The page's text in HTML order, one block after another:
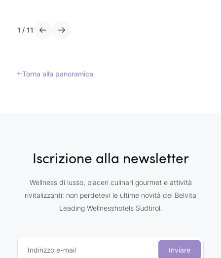
1 / 11
Torna alla panoramica
Iscrizione alla newsletter
Wellness di lusso, piaceri culinari gourmet e attività
rivitalizzanti: non perdetevi le ultime novità dei Belvita
Leading Wellnesshotels Südtirol.
Indirizzo e-mail Inviare